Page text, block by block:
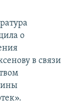
о
в связи